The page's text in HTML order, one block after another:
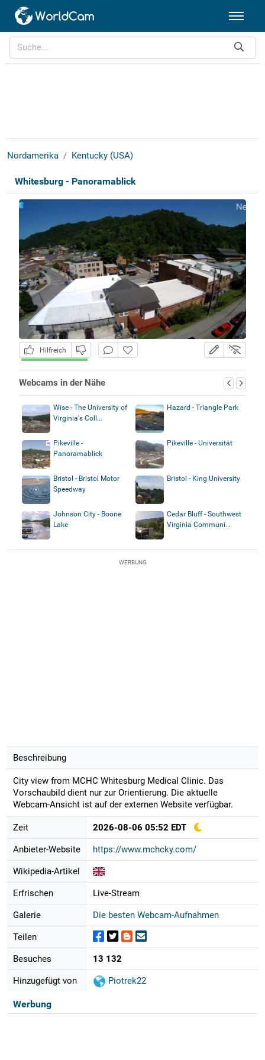
Nordamerika Kentucky (USA)
Whitesburg - Panoramablick
Hilfreich
Webcams in der Nähe
Wise - The University of
Virginia's Coll...
Hazard - Triangle Park
Pikeville -
Panoramablick
Pikeville - Universität
Bristol - Bristol Motor
Speedway
Bristol - King University
Johnson City - Boone
Lake
Cedar Bluff - Southwest
Virginia Communi...
WERBUNG
Beschreibung
City view from MCHC Whitesburg Medical Clinic. Das
Vorschaubild dient nur zur Orientierung. Die aktuelle
Webcam-Ansicht ist auf der externen Website verfügbar.
Zeit 2026-08-06 05:52 EDT
Anbieter-Website https://www.mchcky.com/
Wikipedia-Artikel
Erfrischen Live-Stream
Galerie Die besten Webcam-Aufnahmen
Teilen
Besuches 13 132
Hinzugefügt von Piotrek22
Werbung